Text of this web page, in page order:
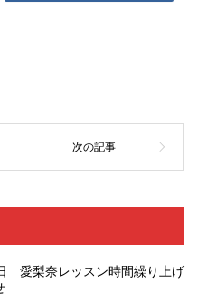
愛梨奈レッスン時間繰り上げ